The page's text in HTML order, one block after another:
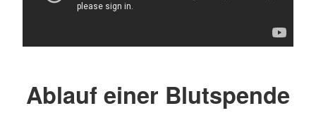
Ablauf einer Blutspende